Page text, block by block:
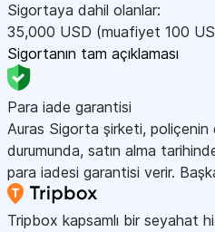
Sigortaya dahil olanlar:
35,000 USD (muafiyet 100
Sigortanın tam açıklaması
Para iade garantisi
Auras Sigorta şirketi, poliçenin
durumunda, satın alma
para iadesi garantisi verir.
Tripbox kapsamlı bir seyahat